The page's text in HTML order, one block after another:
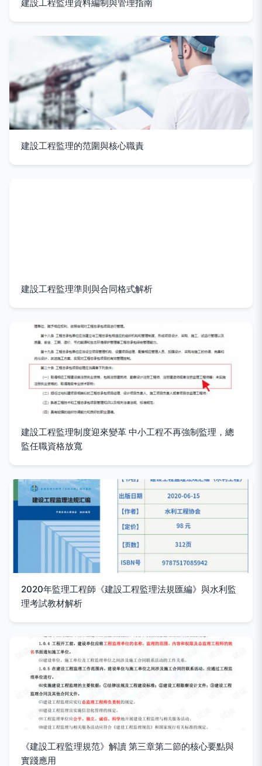
建設工程監理資料編制與管理指南
建設工程監理的范圍與核心職責
建設工程監理準則與合同格式解析
建設工程監理制度迎來變革 中小工程不再強制監理，總
監任職資格放寬
2020年監理工程師《建設工程監理法規匯編》與水利監
理考試教材解析
《建設工程監理規范》解讀 第三章第二節的核心要點與
實踐應用